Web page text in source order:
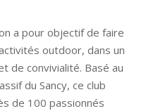
a pour objectif de faire
outdoor, dans un
de convivialité. Basé au
du Sancy, ce club
de 100 passionnés